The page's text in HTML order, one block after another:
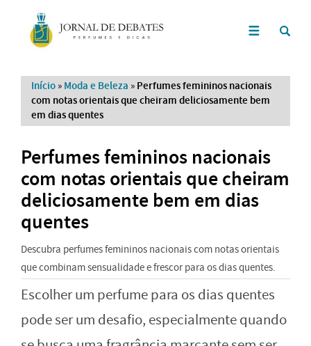
Início » Moda e Beleza » Perfumes femininos nacionais
com notas orientais que cheiram deliciosamente bem
em dias quentes
Perfumes femininos nacionais
com notas orientais que cheiram
deliciosamente bem em dias
quentes
Descubra perfumes femininos nacionais com notas orientais
que combinam sensualidade e frescor para os dias quentes.
Escolher um perfume para os dias quentes
pode ser um desafio, especialmente quando